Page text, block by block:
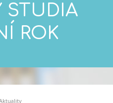
STUDIA
ROK